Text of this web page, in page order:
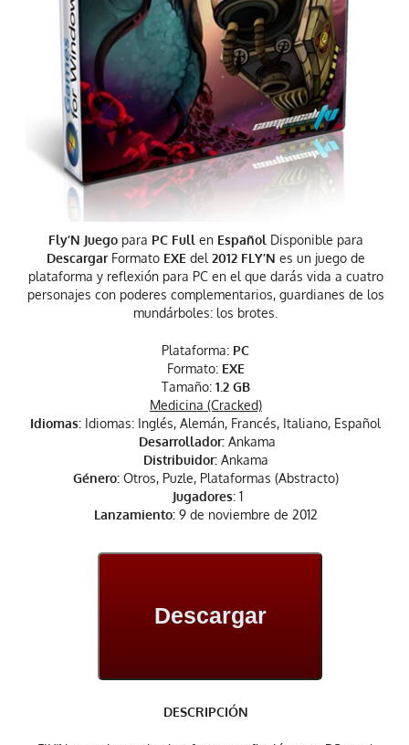
Fly’N Juegopara PC Full en Español Disponible para
DescargarFormatoEXEdel 2012 FLY’N es un juego de
plataforma y reflexión para PC en el que darás vida a cuatro
personajes con poderes complementarios, guardianes de los
mundárboles: los brotes.
Plataforma: PC
Formato:EXE
Tamaño:1.2 GB
Medicina (Cracked)
Idiomas: Idiomas: Inglés, Alemán, Francés, Italiano, Español
Desarrollador: Ankama
Distribuidor:Ankama
Género:Otros, Puzle, Plataformas (Abstracto)
Jugadores: 1
Lanzamiento:9 de noviembre de 2012
Descargar
DESCRIPCIÓN